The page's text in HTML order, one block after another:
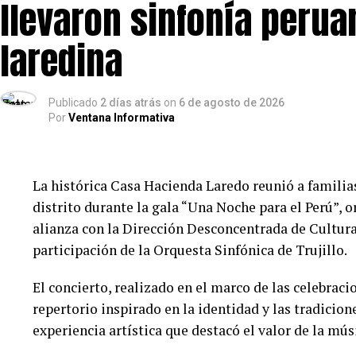
instalaciones.
Finalmente, Hidrandina pidió el apoyo de la
327 474, la página oficial de Facebook de
Distriluz, disponible para dispositivos Android e
llevaron sinfonía
laredina
Publicado 2 días atrás on 6 de agosto de 2026
PorVentana Informativa
La histórica Casa Hacienda Laredo reunió a
distrito durante la gala “Una Noche para el Perú”,
alianza con la Dirección Desconcentrada de
participación de la Orquesta Sinfónica de Trujillo.
El concierto, realizado en el marco de las
repertorio inspirado en la identidad y las
experiencia artística que destacó el valor de la